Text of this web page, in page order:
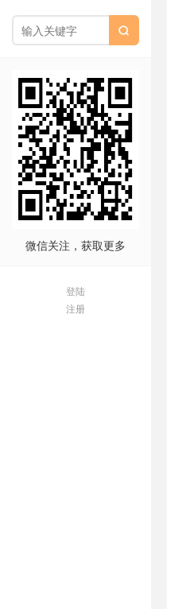

微信关注，获取更多
登陆
注册